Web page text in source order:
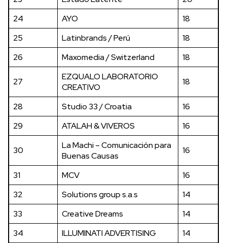
24
AYO
18
25
Latinbrands / Perú
18
26
Maxomedia / Switzerland 18
27
EZQUALO LABORATORIO
CREATIVO
18
28 Studio 33 / Croatia
16
29
ATALAH & VIVEROS 16
30
La Machi – Comunicación para
Buenas Causas
16
31 MCV
16
32
Solutions group s.a.s
14
33
Creative Dreams
14
34
ILLUMINATI ADVERTISING
14